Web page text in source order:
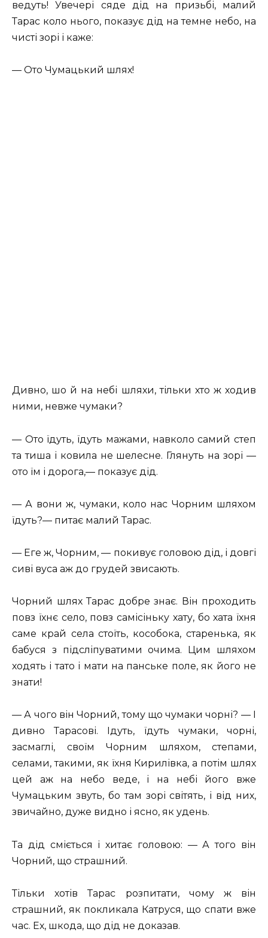
ведуть! Увечері сяде дід на призьбі, малий
Тарас коло нього, показує дід на темне небо, на
чисті зорі і каже:
— Ото Чумацький шлях!
Дивно, шо й на небі шляхи, тільки хто ж ходив
ними, невже чумаки?
— Ото їдуть, їдуть мажами, навколо самий степ
та тиша і ковила не шелесне. Глянуть на зорі —
ото їм і дорога,— показує дід.
— А вони ж, чумаки, коло нас Чорним шляхом
їдуть?— питає малий Тарас.
— Еге ж, Чорним, — покивує головою дід, і довгі
сиві вуса аж до грудей звисають.
Чорний шлях Тарас добре знає. Він проходить
повз їхнє село, повз самісіньку хату, бо хата їхня
саме край села стоїть, кособока, старенька, як
бабуся з підсліпуватими очима. Цим шляхом
ходять і тато і мати на панське поле, як його не
знати!
— А чого він Чорний, тому що чумаки чорні? — І
дивно Тарасові. Ідуть, їдуть чумаки, чорні,
засмаглі, своїм Чорним шляхом, степами,
селами, такими, як їхня Кирилівка, а потім шлях
цей аж на небо веде, і на небі його вже
Чумацьким звуть, бо там зорі світять, і від них,
звичайно, дуже видно і ясно, як удень.
Та дід сміється і хитає головою: — А того він
Чорний, що страшний.
Тільки хотів Тарас розпитати, чому ж він
страшний, як покликала Катруся, що спати вже
час. Ех, шкода, що дід не доказав.